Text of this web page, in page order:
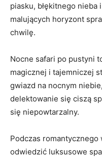
piasku, błękitnego nieba
malujących horyzont
chwilę.
Nocne ‌safari po‌ pustyni
magicznej i tajemniczej
gwiazd na⁤ nocnym
delektowanie się ciszą
się niepowtarzalny.
Podczas
odwiedzić ⁢luksusowe